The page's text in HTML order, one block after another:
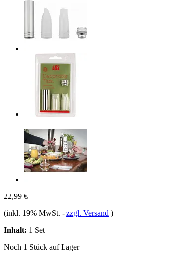
22,99 €
(inkl. 19% MwSt. - zzgl. Versand )
Inhalt: 1 Set
Noch 1 Stück auf Lager